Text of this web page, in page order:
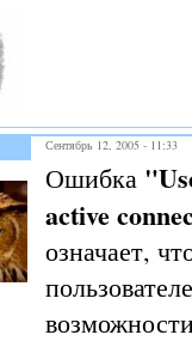
Сентябрь 12, 2005 - 11:33
Ошибка
active
означает,